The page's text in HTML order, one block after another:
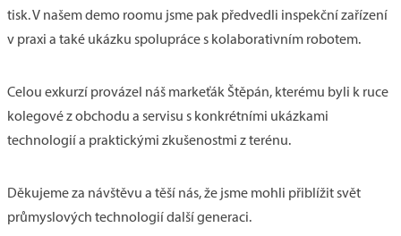
tisk. V našem demo roomu jsme pak předvedli inspekční zařízení
v praxi a také ukázku spolupráce s kolaborativním robotem.
Celou exkurzí provázel náš markeťák Štěpán, kterému byli k ruce
kolegové z obchodu a servisu s konkrétními ukázkami
technologií a praktickými zkušenostmi z terénu.
Děkujeme za návštěvu a těší nás, že jsme mohli přiblížit svět
průmyslových technologií další generaci.